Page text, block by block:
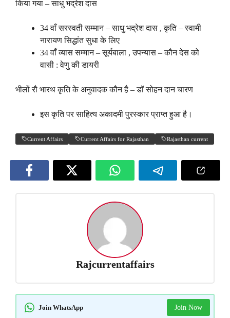
किया गया – साधु भद्रेश दास
34 वाँ सरस्वती सम्मान – साधु भद्रेश दास , कृति – स्वामी
नारायण सिद्धांत सुधा के लिए
34 वाँ व्यास सम्मान – सूर्यबाला , उपन्यास – कौन देस को
वासी : वेणु की डायरी
भीलों रौ भारथ कृति के अनुवादक कौन है – डॉ सोहन दान चारण
इस कृति पर साहित्य अकादमी पुरस्कार प्राप्त हुआ है।
Current Affairs Current Affairs for Rajasthan Rajasthan current
Rajcurrentaffairs
Join WhatsApp Join Now